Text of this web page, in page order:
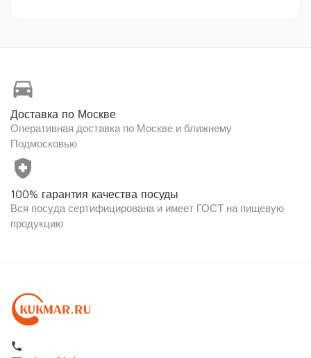
directions_car
Доставка по Москве
Оперативная доставка по Москве и ближнему
Подмосковью
health_and_safety
100% гарантия качества посуды
Вся посуда сертифицирована и имеет ГОСТ на пищевую
продукцию
local_phone